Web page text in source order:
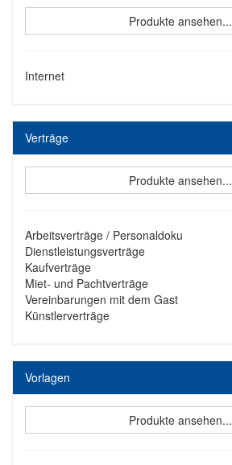
Produkte ansehen...
Internet
Verträge
Produkte ansehen...
Arbeitsverträge / Personaldoku
Dienstleistungsverträge
Kaufverträge
Miet- und Pachtverträge
Vereinbarungen mit dem Gast
Künstlerverträge
Vorlagen
Produkte ansehen...